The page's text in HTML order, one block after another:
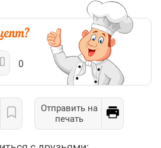
0
Отправить на
печать